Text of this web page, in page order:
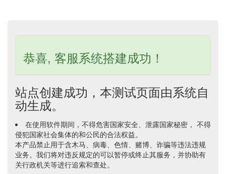
恭喜, 客服系统搭建成功！
站点创建成功，本测试页面由系统自
动生成。
在使用软件期间，不得危害国家安全、泄露国家秘密， 不得
侵犯国家社会集体的和公民的合法权益。
本产品禁止用于含木马、病毒、色情、赌博、诈骗等违法违规
业务。我们将对违反规定的可以暂停或终止其服务，并协助有
关行政机关等进行追索和查处。